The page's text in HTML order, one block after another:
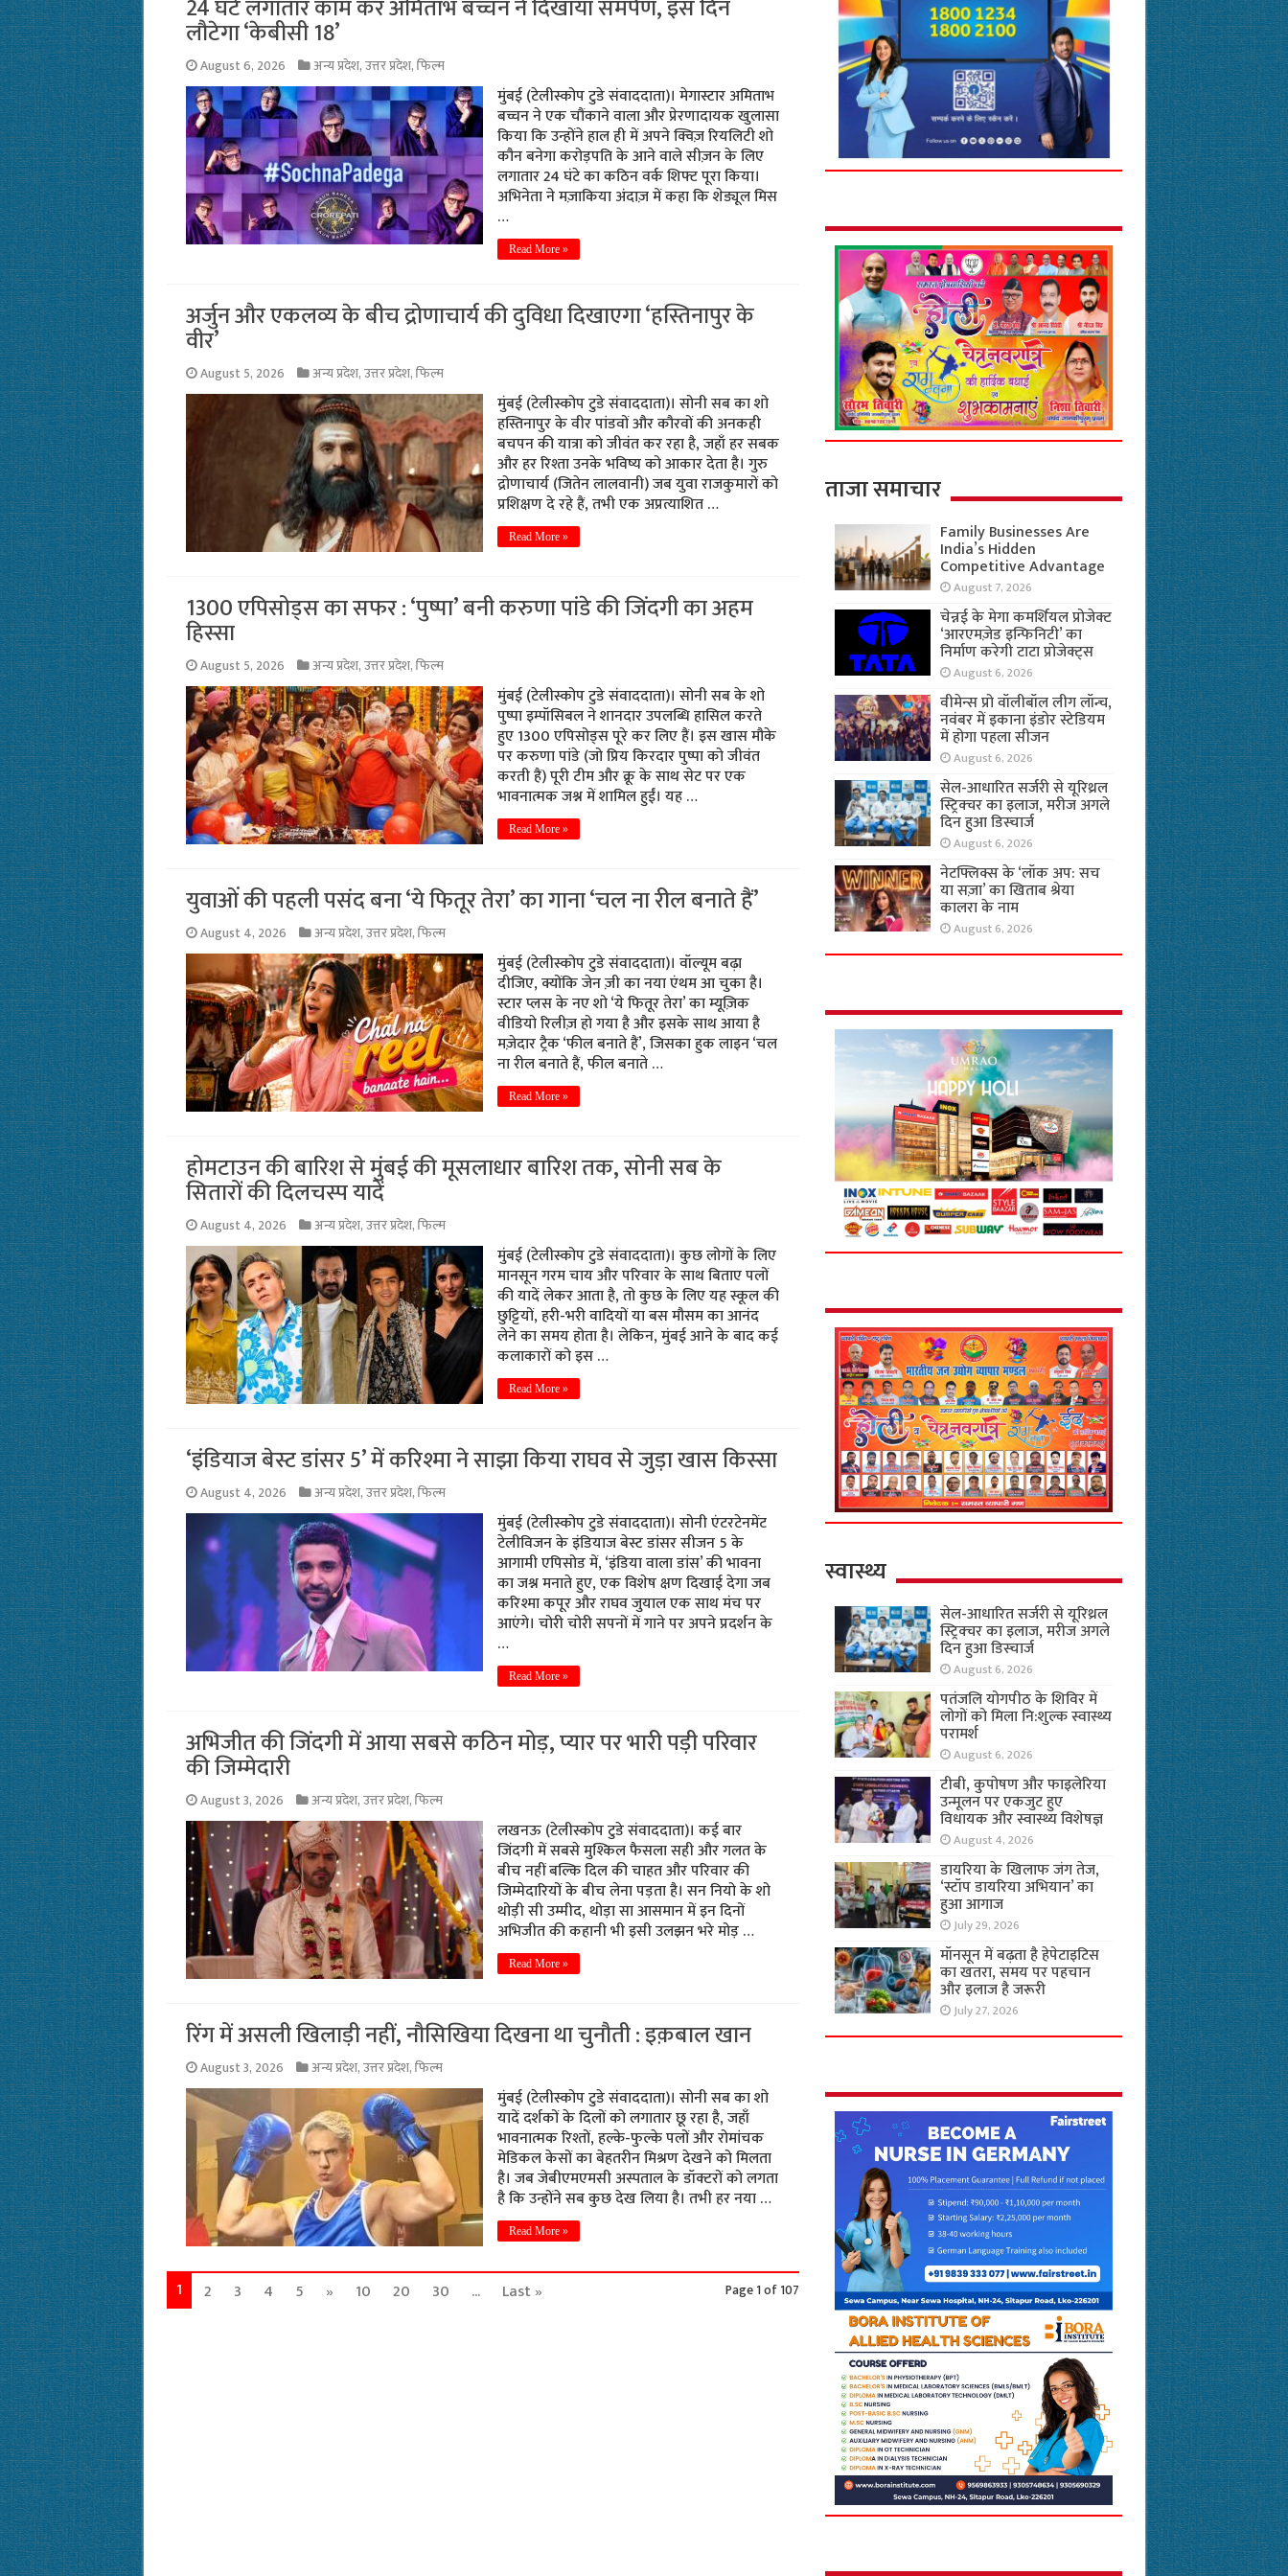
24 घंटे लगातार काम कर अमिताभ बच्चन ने दिखाया समर्पण, इस दिन
लौटेगा ‘केबीसी 18’
August 6, 2026 अन्य प्रदेश,उत्तर प्रदेश,फिल्म
मुंबई (टेलीस्कोप टुडे संवाददाता)। मेगास्टार अमिताभ
बच्चन ने एक चौंकाने वाला और प्रेरणादायक खुलासा
किया कि उन्होंने हाल ही में अपने क्विज़ रियलिटी शो
कौन बनेगा करोड़पति के आने वाले सीज़न के लिए
लगातार 24 घंटे का कठिन वर्क शिफ्ट पूरा किया।
अभिनेता ने मज़ाकिया अंदाज़ में कहा कि शेड्यूल मिस
…
Read More »
अर्जुन और एकलव्य के बीच द्रोणाचार्य की दुविधा दिखाएगा ‘हस्तिनापुर के
वीर’
August 5, 2026 अन्य प्रदेश,उत्तर प्रदेश,फिल्म
मुंबई (टेलीस्कोप टुडे संवाददाता)। सोनी सब का शो
हस्तिनापुर के वीर पांडवों और कौरवों की अनकही
बचपन की यात्रा को जीवंत कर रहा है, जहाँ हर सबक
और हर रिश्ता उनके भविष्य को आकार देता है। गुरु
द्रोणाचार्य (जितेन लालवानी) जब युवा राजकुमारों को
प्रशिक्षण दे रहे हैं, तभी एक अप्रत्याशित …
Read More »
1300 एपिसोड्स का सफर : ‘पुष्पा’ बनी करुणा पांडे की जिंदगी का अहम
हिस्सा
August 5, 2026 अन्य प्रदेश,उत्तर प्रदेश,फिल्म
मुंबई (टेलीस्कोप टुडे संवाददाता)। सोनी सब के शो
पुष्पा इम्पॉसिबल ने शानदार उपलब्धि हासिल करते
हुए 1300 एपिसोड्स पूरे कर लिए हैं। इस खास मौके
पर करुणा पांडे (जो प्रिय किरदार पुष्पा को जीवंत
करती हैं) पूरी टीम और क्रू के साथ सेट पर एक
भावनात्मक जश्न में शामिल हुईं। यह …
Read More »
युवाओं की पहली पसंद बना ‘ये फितूर तेरा’ का गाना ‘चल ना रील बनाते हैं’
August 4, 2026 अन्य प्रदेश,उत्तर प्रदेश,फिल्म
मुंबई (टेलीस्कोप टुडे संवाददाता)। वॉल्यूम बढ़ा
दीजिए, क्योंकि जेन ज़ी का नया एंथम आ चुका है।
स्टार प्लस के नए शो ‘ये फितूर तेरा’ का म्यूज़िक
वीडियो रिलीज़ हो गया है और इसके साथ आया है
मज़ेदार ट्रैक ‘फील बनाते हैं’, जिसका हुक लाइन ‘चल
ना रील बनाते हैं, फील बनाते …
Read More »
होमटाउन की बारिश से मुंबई की मूसलाधार बारिश तक, सोनी सब के
सितारों की दिलचस्प यादें
August 4, 2026 अन्य प्रदेश,उत्तर प्रदेश,फिल्म
मुंबई (टेलीस्कोप टुडे संवाददाता)। कुछ लोगों के लिए
मानसून गरम चाय और परिवार के साथ बिताए पलों
की यादें लेकर आता है, तो कुछ के लिए यह स्कूल की
छुट्टियों, हरी-भरी वादियों या बस मौसम का आनंद
लेने का समय होता है। लेकिन, मुंबई आने के बाद कई
कलाकारों को इस …
Read More »
‘इंडियाज बेस्ट डांसर 5’ में करिश्मा ने साझा किया राघव से जुड़ा खास किस्सा
August 4, 2026 अन्य प्रदेश,उत्तर प्रदेश,फिल्म
मुंबई (टेलीस्कोप टुडे संवाददाता)। सोनी एंटरटेनमेंट
टेलीविजन के इंडियाज बेस्ट डांसर सीजन 5 के
आगामी एपिसोड में, ‘इंडिया वाला डांस’ की भावना
का जश्न मनाते हुए, एक विशेष क्षण दिखाई देगा जब
करिश्मा कपूर और राघव जुयाल एक साथ मंच पर
आएंगे। चोरी चोरी सपनों में गाने पर अपने प्रदर्शन के
…
Read More »
अभिजीत की जिंदगी में आया सबसे कठिन मोड़, प्यार पर भारी पड़ी परिवार
की जिम्मेदारी
August 3, 2026 अन्य प्रदेश,उत्तर प्रदेश,फिल्म
लखनऊ (टेलीस्कोप टुडे संवाददाता)। कई बार
जिंदगी में सबसे मुश्किल फैसला सही और गलत के
बीच नहीं बल्कि दिल की चाहत और परिवार की
जिम्मेदारियों के बीच लेना पड़ता है। सन नियो के शो
थोड़ी सी उम्मीद, थोड़ा सा आसमान में इन दिनों
अभिजीत की कहानी भी इसी उलझन भरे मोड़ …
Read More »
रिंग में असली खिलाड़ी नहीं, नौसिखिया दिखना था चुनौती : इक़बाल खान
August 3, 2026 अन्य प्रदेश,उत्तर प्रदेश,फिल्म
मुंबई (टेलीस्कोप टुडे संवाददाता)। सोनी सब का शो
यादें दर्शकों के दिलों को लगातार छू रहा है, जहाँ
भावनात्मक रिश्तों, हल्के-फुल्के पलों और रोमांचक
मेडिकल केसों का बेहतरीन मिश्रण देखने को मिलता
है। जब जेबीएमएमसी अस्पताल के डॉक्टरों को लगता
है कि उन्होंने सब कुछ देख लिया है। तभी हर नया …
Read More »
Page 1 of 107
1 2 3 4 5 » 10 20 30 ... Last »
ताजा समाचार
Family Businesses Are
India’s Hidden
Competitive Advantage
August 7, 2026
चेन्नई के मेगा कमर्शियल प्रोजेक्ट
‘आरएमज़ेड इन्फिनिटी’ का
निर्माण करेगी टाटा प्रोजेक्ट्स
August 6, 2026
वीमेन्स प्रो वॉलीबॉल लीग लॉन्च,
नवंबर में इकाना इंडोर स्टेडियम
में होगा पहला सीजन
August 6, 2026
सेल-आधारित सर्जरी से यूरिथ्रल
स्ट्रिक्चर का इलाज, मरीज अगले
दिन हुआ डिस्चार्ज
August 6, 2026
नेटफ्लिक्स के ‘लॉक अप: सच
या सज़ा’ का खिताब श्रेया
कालरा के नाम
August 6, 2026
स्वास्थ्य
सेल-आधारित सर्जरी से यूरिथ्रल
स्ट्रिक्चर का इलाज, मरीज अगले
दिन हुआ डिस्चार्ज
August 6, 2026
पतंजलि योगपीठ के शिविर में
लोगों को मिला नि:शुल्क स्वास्थ्य
परामर्श
August 6, 2026
टीबी, कुपोषण और फाइलेरिया
उन्मूलन पर एकजुट हुए
विधायक और स्वास्थ्य विशेषज्ञ
August 4, 2026
डायरिया के खिलाफ जंग तेज,
‘स्टॉप डायरिया अभियान’ का
हुआ आगाज
July 29, 2026
मॉनसून में बढ़ता है हेपेटाइटिस
का खतरा, समय पर पहचान
और इलाज है जरूरी
July 27, 2026